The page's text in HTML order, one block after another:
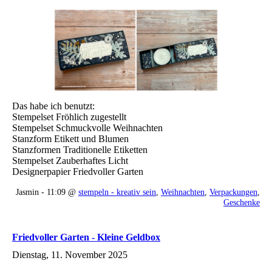
Das habe ich benutzt:
Stempelset Fröhlich zugestellt
Stempelset Schmuckvolle Weihnachten
Stanzform Etikett und Blumen
Stanzformen Traditionelle Etiketten
Stempelset Zauberhaftes Licht
Designerpapier Friedvoller Garten
Jasmin - 11:09 @ stempeln - kreativ sein Weihnachten Verpackungen
Geschenke
Friedvoller Garten - Kleine Geldbox
Dienstag, 11. November 2025